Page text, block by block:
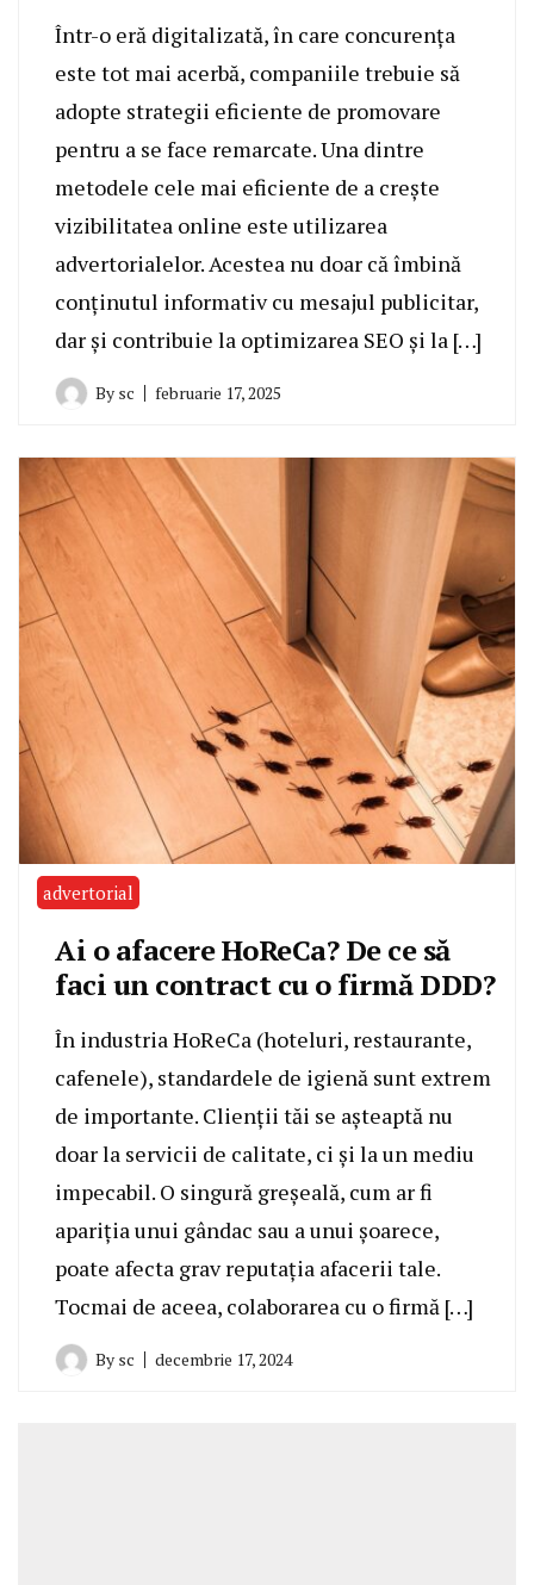
Într-o eră digitalizată, în care concurența
este tot mai acerbă, companiile trebuie să
adopte strategii eficiente de promovare
pentru a se face remarcate. Una dintre
metodele cele mai eficiente de a crește
vizibilitatea online este utilizarea
advertorialelor. Acestea nu doar că îmbină
conținutul informativ cu mesajul publicitar,
dar și contribuie la optimizarea SEO și la […]
By sc februarie 17, 2025
advertorial
Ai o afacere HoReCa? De ce să
faci un contract cu o firmă DDD?
În industria HoReCa (hoteluri, restaurante,
cafenele), standardele de igienă sunt extrem
de importante. Clienții tăi se așteaptă nu
doar la servicii de calitate, ci și la un mediu
impecabil. O singură greșeală, cum ar fi
apariția unui gândac sau a unui șoarece,
poate afecta grav reputația afacerii tale.
Tocmai de aceea, colaborarea cu o firmă […]
By sc decembrie 17, 2024